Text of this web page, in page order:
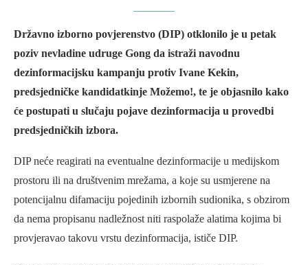
Državno izborno povjerenstvo (DIP) otklonilo je u petak
poziv nevladine udruge Gong da istraži navodnu
dezinformacijsku kampanju protiv Ivane Kekin,
predsjedničke kandidatkinje Možemo!, te je objasnilo kako
će postupati u slučaju pojave dezinformacija u provedbi
predsjedničkih izbora.
DIP neće reagirati na eventualne dezinformacije u medijskom
prostoru ili na društvenim mrežama, a koje su usmjerene na
potencijalnu difamaciju pojedinih izbornih sudionika, s obzirom
da nema propisanu nadležnost niti raspolaže alatima kojima bi
provjeravao takovu vrstu dezinformacija, ističe DIP.